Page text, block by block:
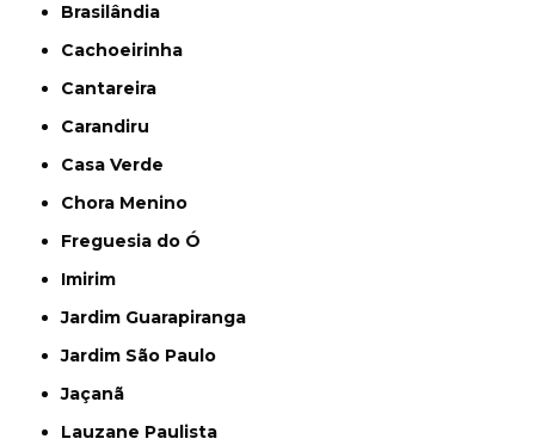
Brasilândia
Cachoeirinha
Cantareira
Carandiru
Casa Verde
Chora Menino
Freguesia do Ó
Imirim
Jardim Guarapiranga
Jardim São Paulo
Jaçanã
Lauzane Paulista